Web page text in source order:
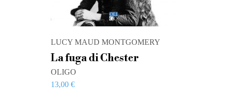
LUCY MAUD MONTGOMERY
La fuga di Chester
OLIGO
13,00 €